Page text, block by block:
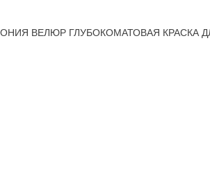
ВЕЛЮР ГЛУБОКОМАТОВАЯ КРАСКА